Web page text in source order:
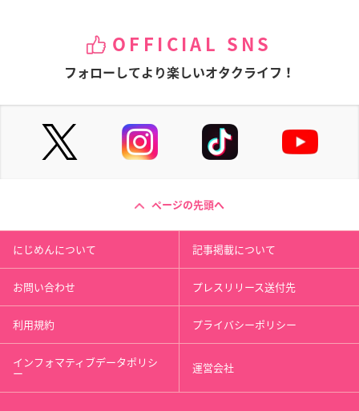
OFFICIAL SNS
フォローしてより楽しいオタクライフ！
ページの先頭へ
にじめんについて 記事掲載について
お問い合わせ プレスリリース送付先
利用規約 プライバシーポリシー
インフォマティブデータポリシ
ー 運営会社